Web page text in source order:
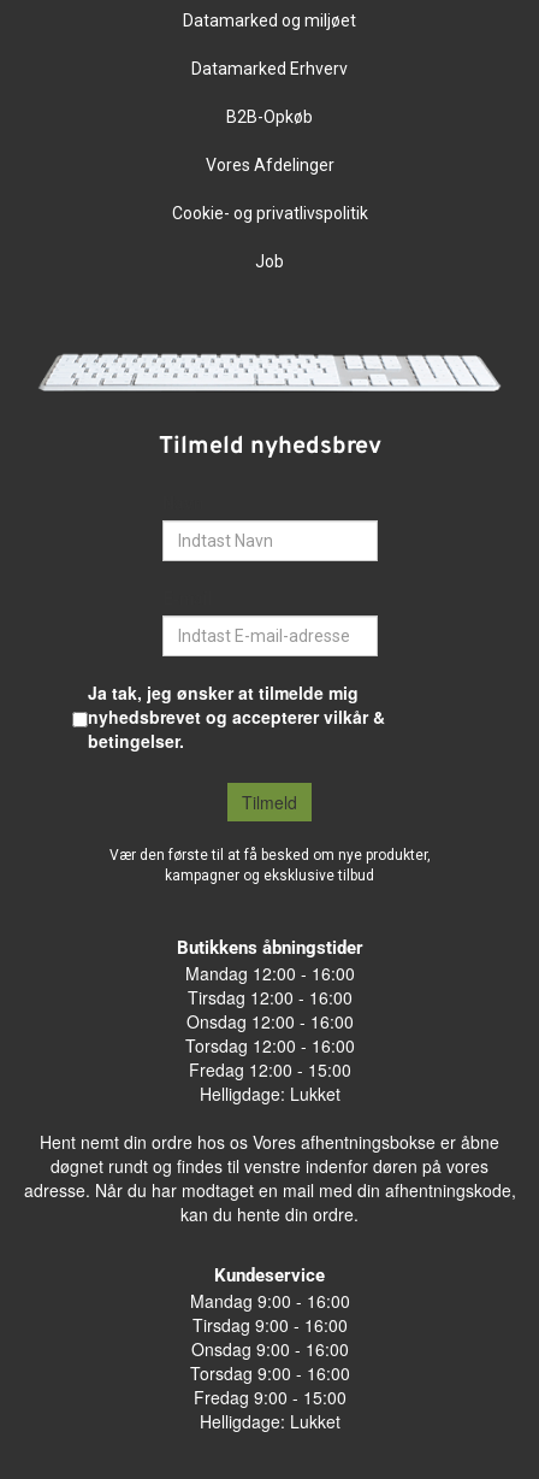
Datamarked og miljøet
Datamarked Erhverv
B2B-Opkøb
Vores Afdelinger
Cookie- og privatlivspolitik
Job
Tilmeld nyhedsbrev
Ja tak, jeg ønsker at tilmelde mig
nyhedsbrevet og accepterer vilkår &
betingelser.
Tilmeld
Vær den første til at få besked om nye produkter,
kampagner og eksklusive tilbud
Butikkens åbningstider
Mandag 12:00 - 16:00
Tirsdag 12:00 - 16:00
Onsdag 12:00 - 16:00
Torsdag 12:00 - 16:00
Fredag 12:00 - 15:00
Helligdage: Lukket
Hent nemt din ordre hos os Vores afhentningsbokse er åbne
døgnet rundt og findes til venstre indenfor døren på vores
adresse. Når du har modtaget en mail med din afhentningskode,
kan du hente din ordre.
Kundeservice
Mandag 9:00 - 16:00
Tirsdag 9:00 - 16:00
Onsdag 9:00 - 16:00
Torsdag 9:00 - 16:00
Fredag 9:00 - 15:00
Helligdage: Lukket